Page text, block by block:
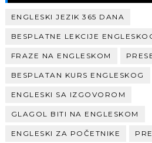
ENGLESKI JEZIK 365 DANA
BESPLATNE LEKCIJE
FRAZE NA ENGLESKOM
BESPLATAN KURS ENGLESKOG
ENGLESKI SA IZGOVOROM
GLAGOL BITI NA ENGLESKOM
ENGLESKI ZA POČETNIKE